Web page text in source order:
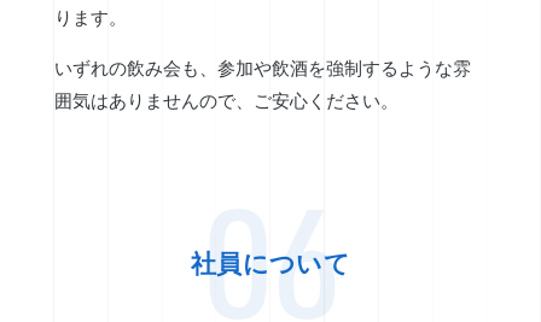
ります。
いずれの飲み会も、参加や飲酒を強制するような雰
囲気はありませんので、ご安心ください。
06
社員について